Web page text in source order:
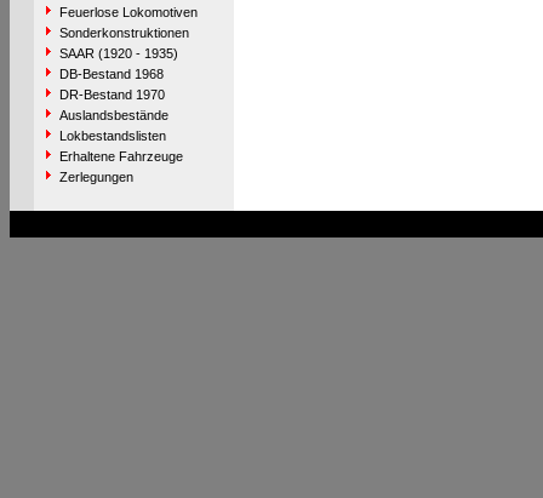
Feuerlose Lokomotiven
Sonderkonstruktionen
SAAR (1920 - 1935)
DB-Bestand 1968
DR-Bestand 1970
Auslandsbestände
Lokbestandslisten
Erhaltene Fahrzeuge
Zerlegungen